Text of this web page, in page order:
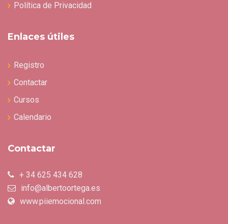
Política de Privacidad
Enlaces útiles
Registro
Contactar
Cursos
Calendario
Contactar
+ 34 625 434 628
info@albertoortega.es
www.piiemocional.com